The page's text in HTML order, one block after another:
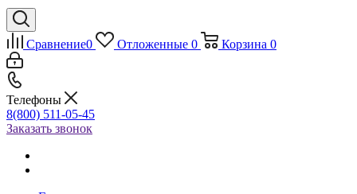
Сравнение0 Отложенные 0 Корзина 0
Телефоны
8(800) 511-05-45
Заказать звонок